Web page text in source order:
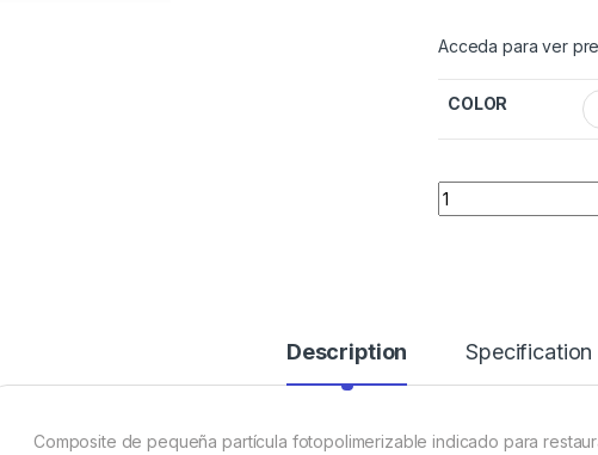
Acceda para ver
COLOR
Quantity
Description Specification
Composite de pequeña partícula fotopolimerizable indicado para